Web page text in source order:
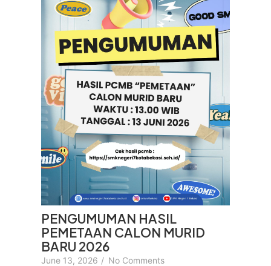
PENGUMUMAN HASIL
PEMETAAN CALON MURID
BARU 2026
June 13, 2026 / No Comments